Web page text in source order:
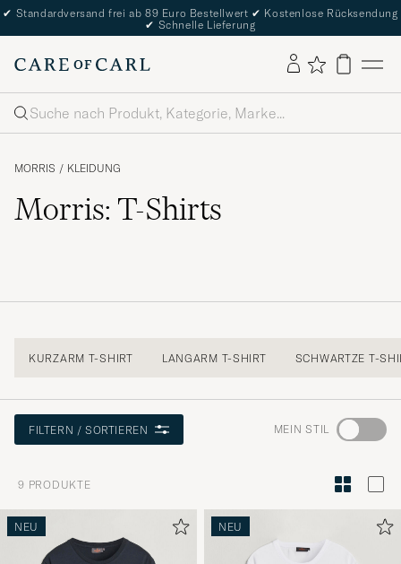
✔ Standardversand frei ab 89 Euro Bestellwert ✔ Kostenlose Rücksendung
✔ Schnelle Lieferung
Suche
MORRIS / KLEIDUNG
Morris: T-Shirts
KURZARM T-SHIRT LANGARM T-SHIRT SCHWARTZE T-
FILTERN / SORTIEREN MEIN STIL Wechseln
zur
9 PRODUKTE
NEU NEU